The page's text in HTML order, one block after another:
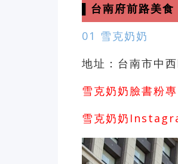
▌台南府前路美食
01 雪克奶奶
地址：台南市中
雪克奶奶臉書粉專
雪克奶奶